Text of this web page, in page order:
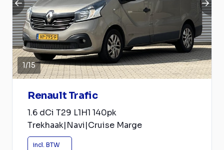
1/15
Renault Trafic
1.6 dCi T29 L1H1 140pk
Trekhaak|Navi|Cruise Marge
incl. BTW